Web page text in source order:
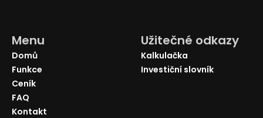
Menu
Domů
Funkce
Ceník
FAQ
Kontakt
Užitečné odkazy
Kalkulačka
Investiční slovník